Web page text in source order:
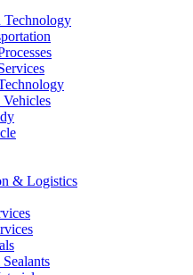
Technology
& Logistics